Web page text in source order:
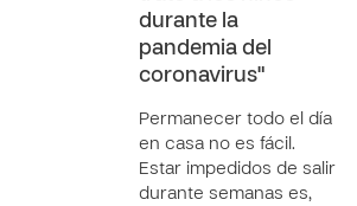
durante la
pandemia del
coronavirus"
Permanecer todo el día
en casa no es fácil.
Estar impedidos de salir
durante semanas es,